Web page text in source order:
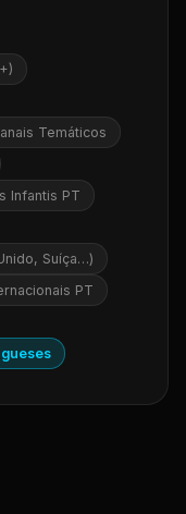
Temáticos
Infantis PT
Suíça…)
PT